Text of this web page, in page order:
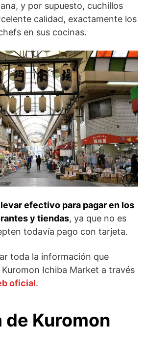
y por supuesto, cuchillos
calidad, exactamente los
en sus cocinas.
efectivo para pagar en los
y tiendas, ya que no es
todavía pago con tarjeta.
toda la información que
Ichiba Market a través
oficial.
Kuromon